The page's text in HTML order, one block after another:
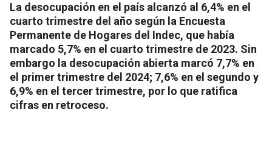
La desocupación en el país alcanzó al 6,4% en el
cuarto trimestre del año según la Encuesta
Permanente de Hogares del Indec, que había
marcado 5,7% en el cuarto trimestre de 2023. Sin
embargo la desocupación abierta marcó 7,7% en
el primer trimestre del 2024; 7,6% en el segundo y
6,9% en el tercer trimestre, por lo que ratifica
cifras en retroceso.